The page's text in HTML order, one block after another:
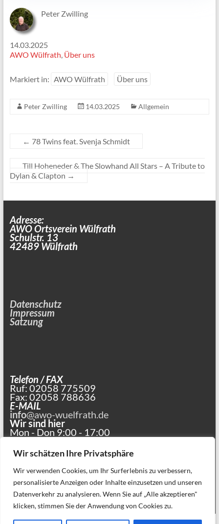
Wir schätzen Ihre Privatsphäre
Wir verwenden Cookies, um Ihr Surferlebnis zu verbessern,
personalisierte Anzeigen oder Inhalte einzusetzen und unseren
Datenverkehr zu analysieren. Wenn Sie auf „Alle akzeptieren"
klicken, stimmen Sie der Anwendung von Cookies zu.
Peter Zwilling
14.03.2025
AWO Wülfrath, Über uns
Markiert in: AWO Wülfrath Über uns
Peter Zwilling 14.03.2025 Allgemein
← 78 Twins feat. Svenja Schmidt
Till Hoheneder & The Slowhand All Stars – A Tribute to
Dylan & Clapton →
Adresse:
AWO Ortsverein Wülfrath
Schulstr. 13
42489 Wülfrath
Datenschutz
Impressum
Satzung
Telefon / FAX
Ruf: 02058 775509
Fax: 02058 788636
E-MAIL
info@awo-wuelfrath.de
Wir sind hier
Mon - Don 9:00 - 17:00
und nach Vereinbarung